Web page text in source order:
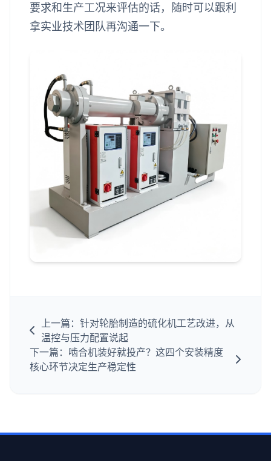
要求和生产工况来评估的话，随时可以跟利
拿实业技术团队再沟通一下。
上一篇：针对轮胎制造的硫化机工艺改进，从
温控与压力配置说起
下一篇：啮合机装好就投产？这四个安装精度
核心环节决定生产稳定性